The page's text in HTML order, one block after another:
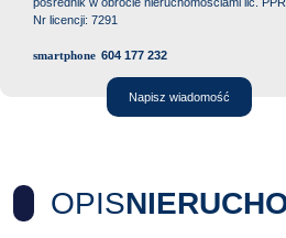
Nr licencji: 7291
604 177 232
Napisz wiadomość
OPIS